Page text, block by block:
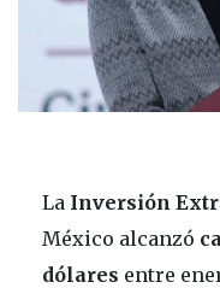
La Inversión
México alcanzó
dólares entre